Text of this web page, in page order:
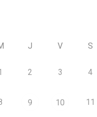
J V S
2 3 4
9 10 11